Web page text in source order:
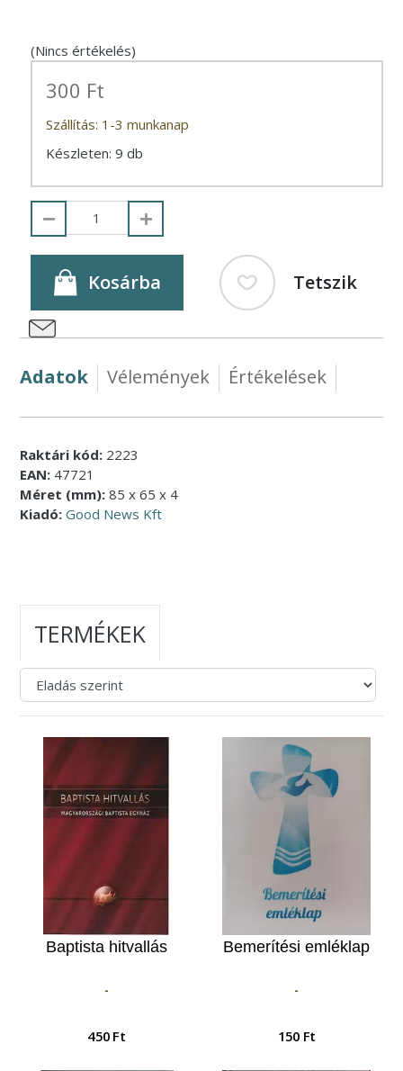
(Nincs értékelés)
300 Ft
Szállítás: 1-3 munkanap
Készleten: 9 db
Kosárba Tetszik
Adatok Vélemények Értékelések
Raktári kód: 2223
EAN: 47721
Méret (mm): 85 x 65 x 4
Kiadó: Good News Kft
TERMÉKEK
Baptista hitvallás
-
450 Ft
Bemerítési emléklap
-
150 Ft